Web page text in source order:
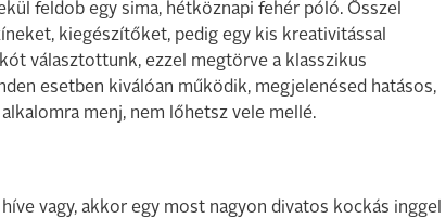
feldob egy sima, hétköznapi fehér póló. Ősszel
kiegészítőket, pedig egy kis kreativitással
választottunk, ezzel megtörve a klasszikus
esetben kiválóan működik, megjelenésed hatásos,
menj, nem lőhetsz vele mellé.
vagy, akkor egy most nagyon divatos kockás inggel